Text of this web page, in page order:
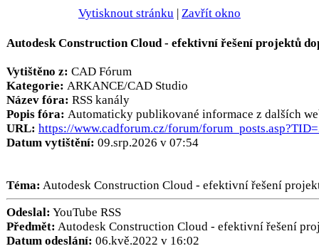
Vytisknout stránku | Zavřít okno
Autodesk Construction Cloud - efektivní řešení projektů
Vytištěno z: CAD Fórum
Kategorie: ARKANCE/CAD Studio
Název fóra: RSS kanály
Popis fóra: Automaticky publikované informace z dalších
URL: https://www.cadforum.cz/forum/
Datum vytištění: 09.srp.2026 v 07:54
Téma: Autodesk Construction Cloud - efektivní řešení
Odeslal: YouTube RSS
Předmět: Autodesk Construction Cloud - efektivní řešení
Datum odeslání: 06.kvě.2022 v 16:02